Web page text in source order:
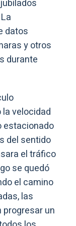
datos
y otros
durante
velocidad
estacionado
del sentido
el tráfico
se quedó
el camino
las
un